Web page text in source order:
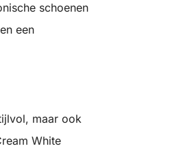
schoenen
een
maar ook
White